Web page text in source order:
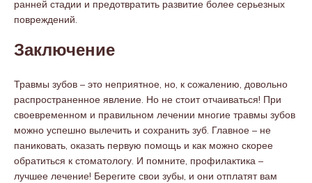
ранней стадии и предотвратить развитие более серьезных
повреждений.
Заключение
Травмы зубов – это неприятное, но, к сожалению, довольно
распространенное явление. Но не стоит отчаиваться! При
своевременном и правильном лечении многие травмы зубов
можно успешно вылечить и сохранить зуб. Главное – не
паниковать, оказать первую помощь и как можно скорее
обратиться к стоматологу. И помните, профилактика –
лучшее лечение! Берегите свои зубы, и они отплатят вам